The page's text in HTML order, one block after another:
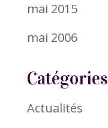
mai 2015
mai 2006
Catégories
Actualités